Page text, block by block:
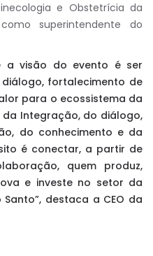
e Obstetrícia da
superintendente do
a visão do evento é ser
fortalecimento de
para o ecossistema da
da Integração, do diálogo,
do conhecimento e da
é conectar, a partir de
quem produz,
e investe no setor da
destaca a CEO da